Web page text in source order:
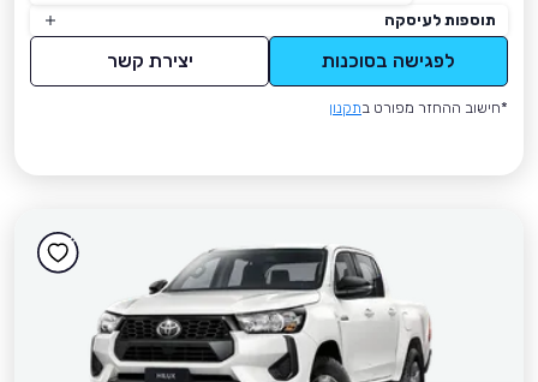
תוספות לעיסקה
לפגישה בסוכנות יצירת קשר
*חישוב ההחזר מפורט בתקנון